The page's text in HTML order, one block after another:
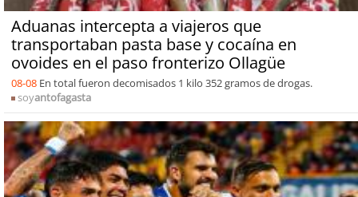
Aduanas intercepta a viajeros que
transportaban pasta base y cocaína en
ovoides en el paso fronterizo Ollagüe
08-08 En total fueron decomisados 1 kilo 352 gramos de drogas.
soyantofagasta